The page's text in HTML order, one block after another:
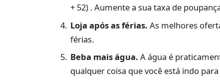
+ 52) . Aumente a sua taxa de
Loja após as férias. As melhores
férias.
Beba mais água. A água é
qualquer coisa que você está indo